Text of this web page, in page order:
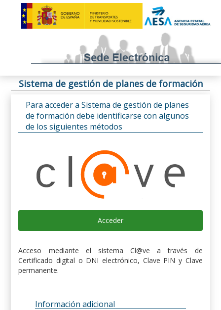
Sistema de gestión de planes de formación
Para acceder a Sistema de gestión de planes
de formación debe identificarse con algunos
de los siguientes métodos
Acceder
Acceso mediante el sistema Cl@ve a través de
Certificado digital o DNI electrónico, Clave PIN y Clave
permanente.
Información adicional